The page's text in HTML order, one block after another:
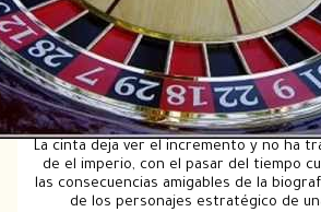
La cinta deja ver el
de el imperio, con el pasar
las consecuencias
de los personajes